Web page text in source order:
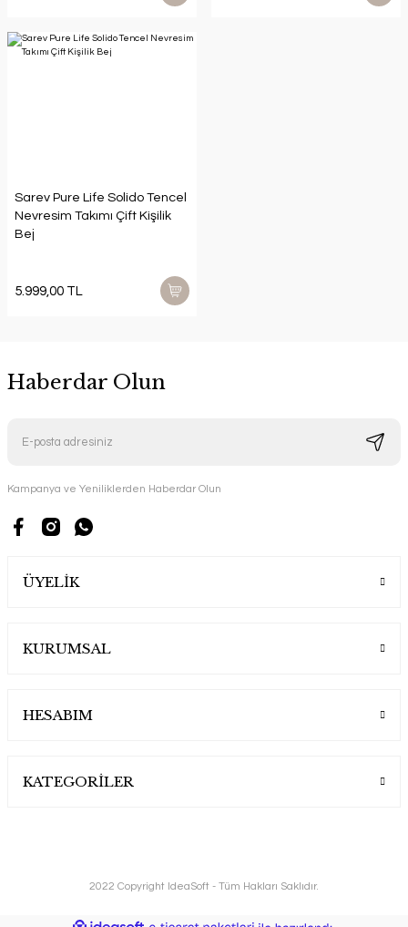
Sarev Pure Life Solido Tencel
Nevresim Takımı Çift Kişilik
Bej
5.999,00 TL
Haberdar Olun
Kampanya ve Yeniliklerden Haberdar Olun
ÜYELİK
KURUMSAL
HESABIM
KATEGORİLER
2022 Copyright IdeaSoft - Tüm Hakları Saklıdır.